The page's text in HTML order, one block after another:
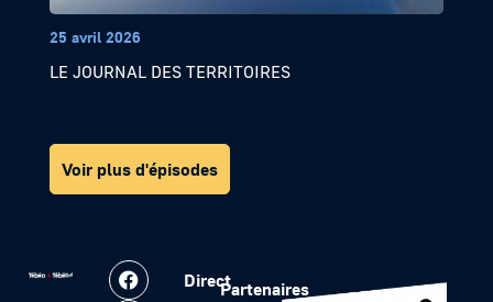
25 avril 2026
LE JOURNAL DES TERRITOIRES
Voir plus d'épisodes
DirectPartenaires